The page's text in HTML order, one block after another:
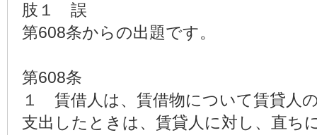
肢１ 誤
第608条からの出題です。
第608条
１ 賃借人は、賃借物について賃貸人
支出したときは、賃貸人に対し、直ち